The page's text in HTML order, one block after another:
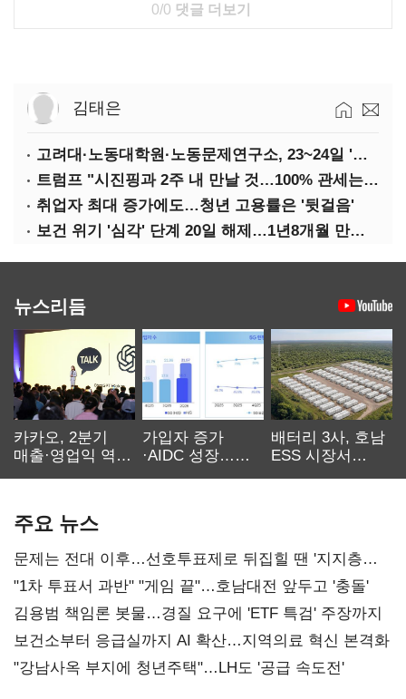
0/0 댓글 더보기
김태은
고려대·노동대학원·노동문제연구소, 23~24일 '국제학술회의'
트럼프 "시진핑과 2주 내 만날 것…100% 관세는 지속 불가"
취업자 최대 증가에도…청년 고용률은 '뒷걸음'
보건 위기 '심각' 단계 20일 해제…1년8개월 만에 '의료 대란' 종료
뉴스리듬
카카오, 2분기
매출·영업익 역대
가입자 증가
·AIDC 성장…
배터리 3사, 호남
ESS 시장서
주요 뉴스
문제는 전대 이후…선호투표제로 뒤집힐 땐 '지지층
불복'
"1차 투표서 과반" "게임 끝"…호남대전 앞두고 '충돌'
김용범 책임론 봇물…경질 요구에 'ETF 특검' 주장까지
보건소부터 응급실까지 AI 확산…지역의료 혁신 본격화
"강남사옥 부지에 청년주택"…LH도 '공급 속도전'